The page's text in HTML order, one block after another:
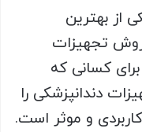
از بهترین
تجهیزات
کسانی که
دندانپزشکی را
کاربردی و موثر است.